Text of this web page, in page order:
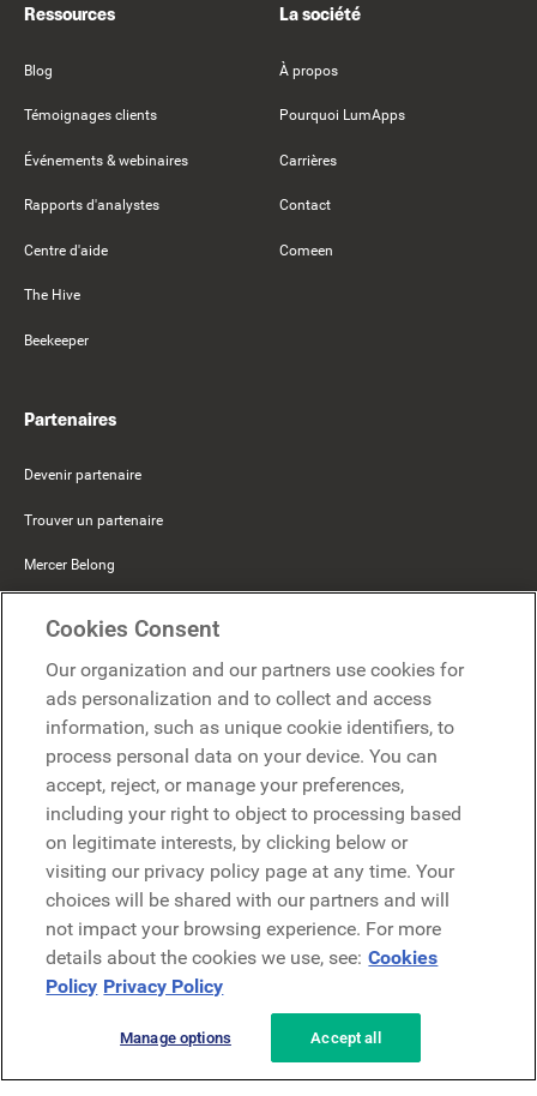
Ressources
Blog
Témoignages clients
Événements & webinaires
Rapports d'analystes
Centre d'aide
The Hive
Beekeeper
La société
À propos
Pourquoi LumApps
Carrières
Contact
Comeen
Partenaires
Devenir partenaire
Trouver un partenaire
Mercer Belong
Demander une démo
Demander une démo
Contact
Contact
Politique de confidentialité
Cookies Consent
Our organization and our partners use cookies for
ads personalization and to collect and access
information, such as unique cookie identifiers, to
process personal data on your device. You can
accept, reject, or manage your preferences,
including your right to object to processing based
on legitimate interests, by clicking below or
visiting our privacy policy page at any time. Your
choices will be shared with our partners and will
not impact your browsing experience. For more
details about the cookies we use, see: Cookies
Policy Privacy Policy
Manage options Accept all